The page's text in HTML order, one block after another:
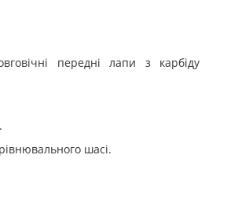
передні лапи з карбіду
шасі.